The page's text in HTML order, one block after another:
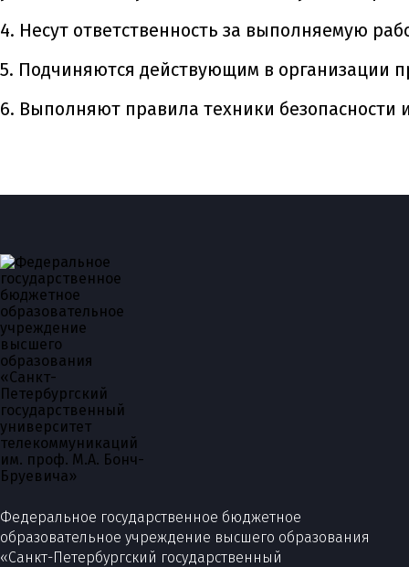
4. Несут ответственность за выполняемую
5. Подчиняются действующим в организации
6. Выполняют правила техники безопасности
Федеральное государственное бюджетное
образовательное учреждение высшего образования
«Санкт-Петербургский государственный